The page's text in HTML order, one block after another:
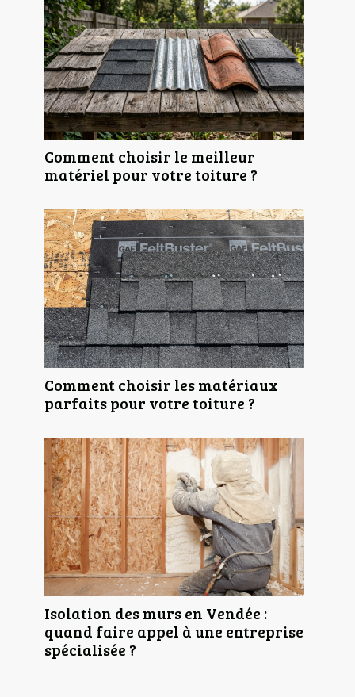
Comment choisir le meilleur
matériel pour votre toiture ?
Comment choisir les matériaux
parfaits pour votre toiture ?
Isolation des murs en Vendée :
quand faire appel à une entreprise
spécialisée ?